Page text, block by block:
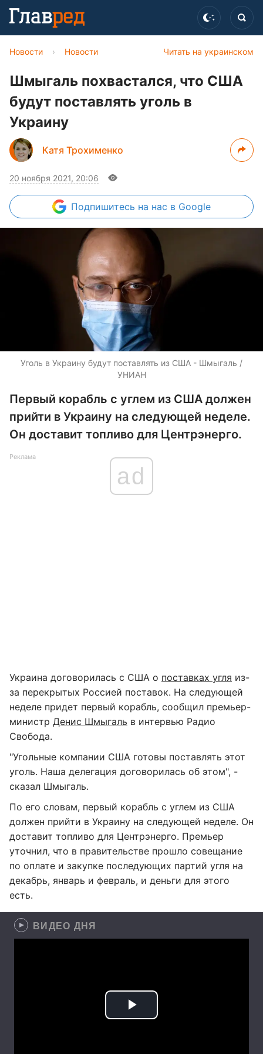
Читать на украинском
Новости › Новости
Шмыгаль похвастался, что США
будут поставлять уголь в
Украину
Катя Трохименко
20 ноября 2021, 20:06
Подпишитесь на нас в Google
Уголь в Украину будут поставлять из США - Шмыгаль /
УНИАН
Первый корабль с углем из США должен
прийти в Украину на следующей неделе.
Он доставит топливо для Центрэнерго.
Реклама
ad
Украина договорилась с США о поставках угля из-
за перекрытых Россией поставок. На следующей
неделе придет первый корабль, сообщил премьер-
министр Денис Шмыгаль в интервью Радио
Свобода.
"Угольные компании США готовы поставлять этот
уголь. Наша делегация договорилась об этом", -
сказал Шмыгаль.
По его словам, первый корабль с углем из США
должен прийти в Украину на следующей неделе. Он
доставит топливо для Центрэнерго. Премьер
уточнил, что в правительстве прошло совещание
по оплате и закупке последующих партий угля на
декабрь, январь и февраль, и деньги для этого
есть.
ВИДЕО ДНЯ